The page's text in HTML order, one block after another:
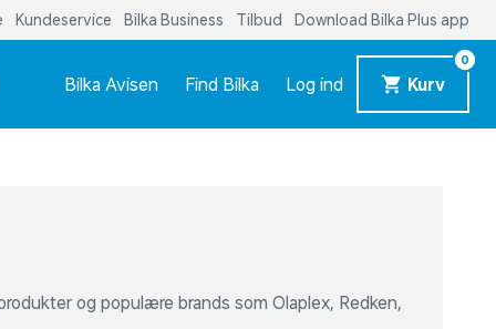
Bilka Avisen Find Bilka Log ind Kurv
0
og populære brands som Olaplex, Redken,